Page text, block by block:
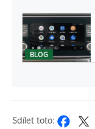
BLOG
Sdílet toto: